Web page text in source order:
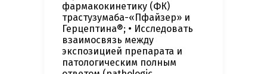
фармакокинетику (ФК)
трастузумаба-«Пфайзер» и
Герцептина®; • Исследовать
взаимосвязь между
экспозицией препарата и
патологическим полным